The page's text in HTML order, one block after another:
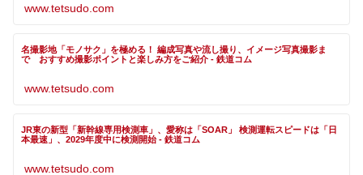
www.tetsudo.com
名撮影地「モノサク」を極める！ 編成写真や流し撮り、イメージ写真撮影ま
で おすすめ撮影ポイントと楽しみ方をご紹介 - 鉄道コム
www.tetsudo.com
JR東の新型「新幹線専用検測車」、愛称は「SOAR」 検測運転スピードは「日
本最速」、2029年度中に検測開始 - 鉄道コム
www.tetsudo.com